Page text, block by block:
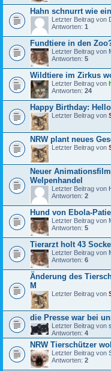
Hahn schnurrt wie
Letzter Beitrag von
Antworten: 1
Fundtiere in den
Letzter Beitrag von
Antworten: 5
Wildtiere im Zirkus
Letzter Beitrag von
Antworten: 24
Happy Birthday:
Letzter Beitrag von
NRW plant neues
Letzter Beitrag von
Neuer
Welpenhandel
Letzter Beitrag von
Antworten: 2
Hund von Ebola-
Letzter Beitrag von
Antworten: 5
Tierarzt holt 43
Letzter Beitrag von
Antworten: 6
Änderung des
M
Letzter Beitrag von
die Presse war bei
Letzter Beitrag von
Antworten: 4
NRW Tierschützer
Letzter Beitrag von
Antworten: 2